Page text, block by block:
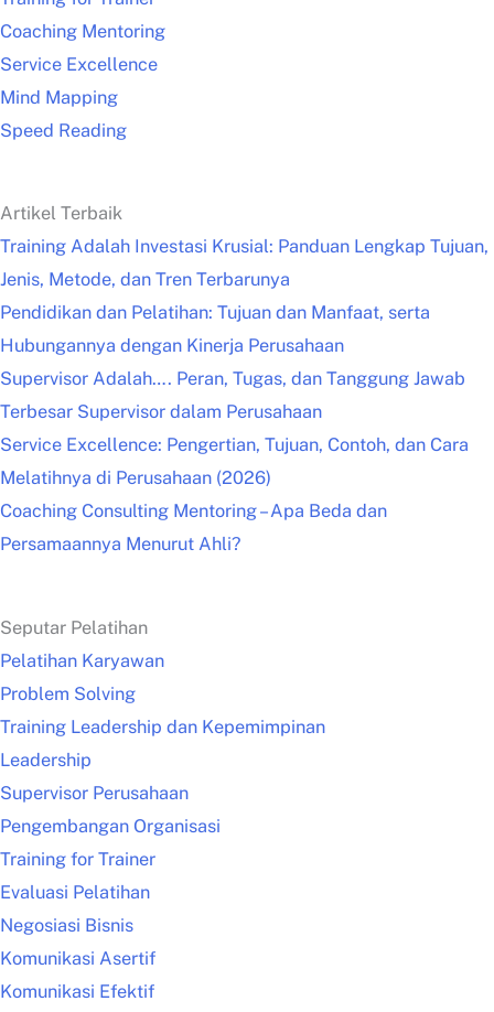
Coaching Mentoring
Service Excellence
Mind Mapping
Speed Reading
Artikel Terbaik
Training Adalah Investasi Krusial: Panduan Lengkap Tujuan,
Jenis, Metode, dan Tren Terbarunya
Pendidikan dan Pelatihan: Tujuan dan Manfaat, serta
Hubungannya dengan Kinerja Perusahaan
Supervisor Adalah…. Peran, Tugas, dan Tanggung Jawab
Terbesar Supervisor dalam Perusahaan
Service Excellence: Pengertian, Tujuan, Contoh, dan Cara
Melatihnya di Perusahaan (2026)
Coaching Consulting Mentoring – Apa Beda dan
Persamaannya Menurut Ahli?
Seputar Pelatihan
Pelatihan Karyawan
Problem Solving
Training Leadership dan Kepemimpinan
Leadership
Supervisor Perusahaan
Pengembangan Organisasi
Training for Trainer
Evaluasi Pelatihan
Negosiasi Bisnis
Komunikasi Asertif
Komunikasi Efektif